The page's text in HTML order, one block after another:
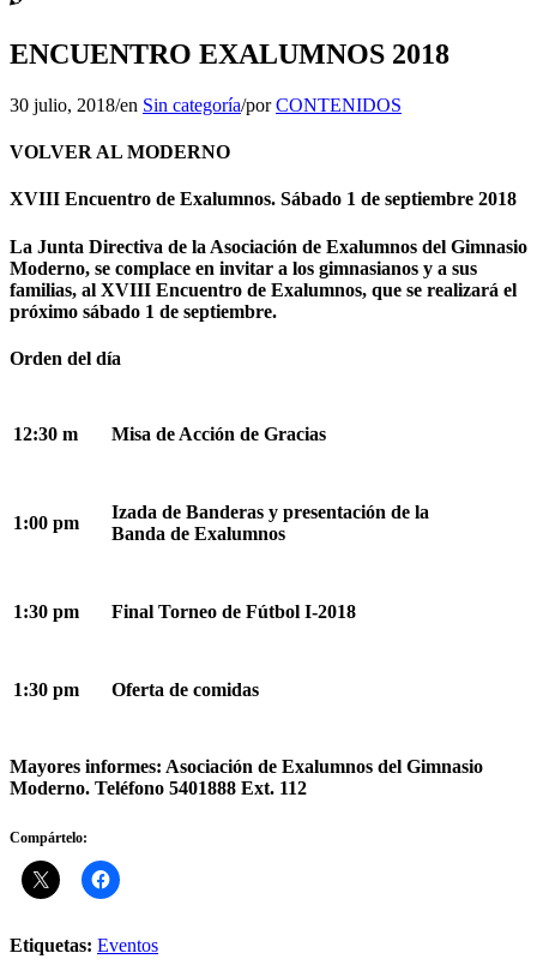
ENCUENTRO EXALUMNOS 2018
30 julio, 2018/en Sin categoría/porCONTENIDOS
VOLVER AL MODERNO
XVIII Encuentro de Exalumnos. Sábado 1 de septiembre 2018
La Junta Directiva de la Asociación de Exalumnos del Gimnasio
Moderno, se complace en invitar a los gimnasianos y a sus
familias, al XVIII Encuentro de Exalumnos, que se realizará el
próximo sábado 1 de septiembre.
Orden del día
12:30 m Misa de Acción de Gracias
1:00 pm
Izada de Banderas y presentación de la
Banda de Exalumnos
1:30 pm Final Torneo de Fútbol I-2018
1:30 pm Oferta de comidas
Mayores informes: Asociación de Exalumnos del Gimnasio
Moderno. Teléfono 5401888 Ext. 112
Compártelo:
Etiquetas: Eventos